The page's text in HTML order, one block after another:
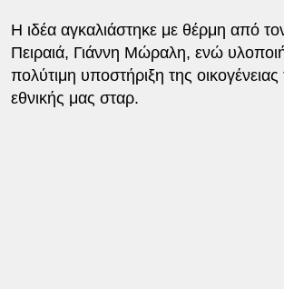
Η ιδέα αγκαλιάστηκε με θέρμη από
Πειραιά, Γιάννη Μώραλη, ενώ
πολύτιμη υποστήριξη της οικογένειας
εθνικής μας σταρ.